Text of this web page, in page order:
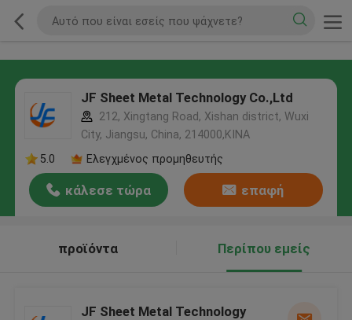
JF Sheet Metal Technology Co.,Ltd
212, Xingtang Road, Xishan district, Wuxi
City, Jiangsu, China, 214000,ΚΙΝΑ
5.0
Ελεγχμένος προμηθευτής
κάλεσε τώρα επαφή
προϊόντα Περίπου εμείς
JF Sheet Metal Technology